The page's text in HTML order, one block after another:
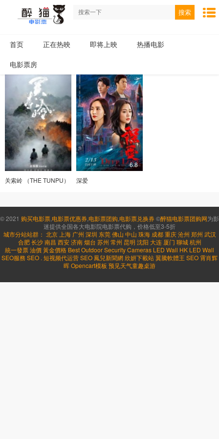
搜索
首页 正在热映 即将上映 热播电影
电影票房
关索岭 （THE TUNPU）
6.8
深爱
© 2021 购买电影票 电影票优惠券 电影票团购 电影票兑换券©醉猫电影票团购网为影
迷提供全国各大电影院电影票代购，价格低至3-5折
城市分站站群： 北京 上海 广州 深圳 东莞 佛山 中山 珠海 成都 重庆 沧州 郑州 武汉
合肥 长沙 南昌 西安 济南 烟台 苏州 常州 昆明 沈阳 大连 厦门 聊城 杭州
統一發票油價黃金價格 Best Outdoor Security Cameras LED Wall HK LED Wall
SEO服務 SEO . 短视频代运营SEO 鳳兒新聞網 欣妍下載站翼騰軟體王 SEO 霄肖辉
晖Opencart模板 预见天气童趣桌游